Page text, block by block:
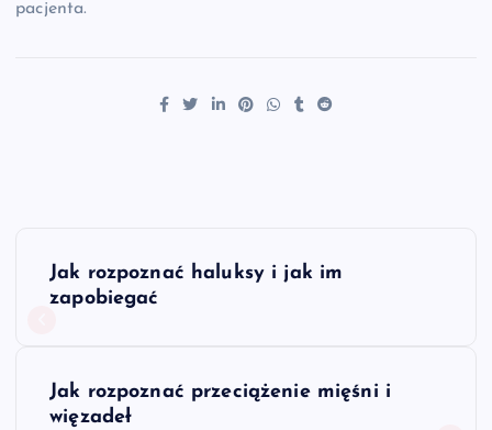
pacjenta.
NJak rozpoznać haluksy i jak im
zapobiegać
Jak rozpoznać przeciążenie mięśni i
więzadeł